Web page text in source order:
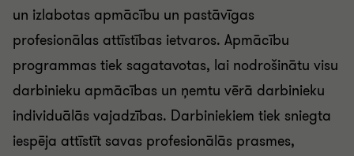
un izlabotas apmācību un pastāvīgas
profesionālas attīstības ietvaros. Apmācību
programmas tiek sagatavotas, lai nodrošinātu visu
darbinieku apmācības un ņemtu vērā darbinieku
individuālās vajadzības. Darbiniekiem tiek sniegta
iespēja attīstīt savas profesionālās prasmes,